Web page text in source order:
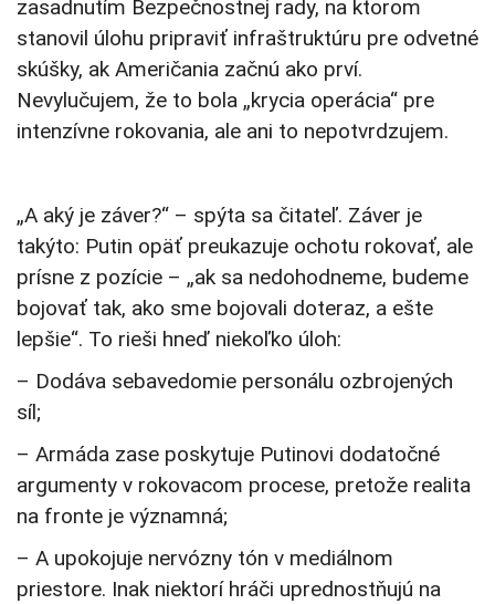
zasadnutím Bezpečnostnej rady, na ktorom
stanovil úlohu pripraviť infraštruktúru pre odvetné
skúšky, ak Američania začnú ako prví.
Nevylučujem, že to bola „krycia operácia“ pre
intenzívne rokovania, ale ani to nepotvrdzujem.
„A aký je záver?“ – spýta sa čitateľ. Záver je
takýto: Putin opäť preukazuje ochotu rokovať, ale
prísne z pozície – „ak sa nedohodneme, budeme
bojovať tak, ako sme bojovali doteraz, a ešte
lepšie“. To rieši hneď niekoľko úloh:
– Dodáva sebavedomie personálu ozbrojených
síl;
– Armáda zase poskytuje Putinovi dodatočné
argumenty v rokovacom procese, pretože realita
na fronte je významná;
– A upokojuje nervózny tón v mediálnom
priestore. Inak niektorí hráči uprednostňujú na